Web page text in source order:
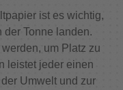
ist es wichtig,
Tonne landen.
um Platz zu
leistet jeder einen
Umwelt und zur